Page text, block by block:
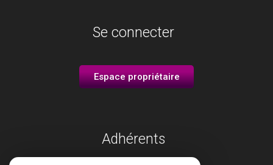
Se connecter
Espace propriétaire
Adhérents